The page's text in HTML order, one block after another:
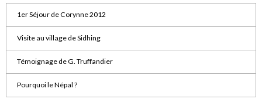
1er Séjour de Corynne 2012
Visite au village de Sidhing
Témoignage de G. Truffandier
Pourquoi le Népal ?